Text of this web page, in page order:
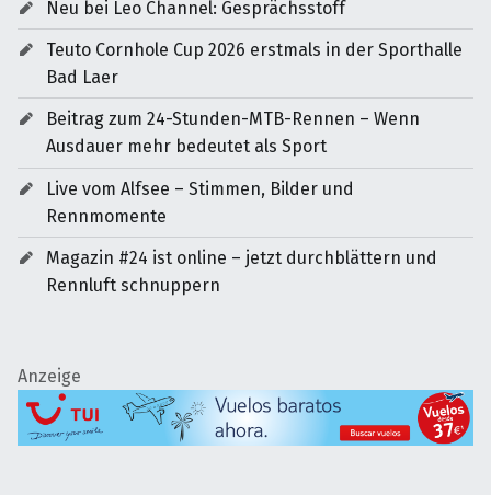
Neu bei Leo Channel: Gesprächsstoff
Teuto Cornhole Cup 2026 erstmals in der Sporthalle
Bad Laer
Beitrag zum 24-Stunden-MTB-Rennen – Wenn
Ausdauer mehr bedeutet als Sport
Live vom Alfsee – Stimmen, Bilder und
Rennmomente
Magazin #24 ist online – jetzt durchblättern und
Rennluft schnuppern
Anzeige